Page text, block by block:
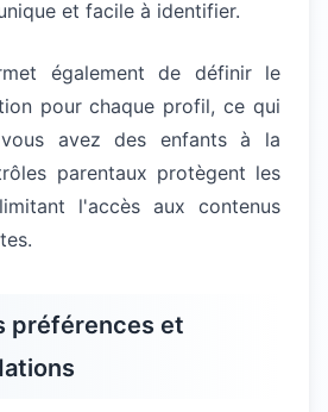
et facile à identifier.
également de définir le
pour chaque profil, ce qui
avez des enfants à la
parentaux protègent les
l'accès aux contenus
préférences et